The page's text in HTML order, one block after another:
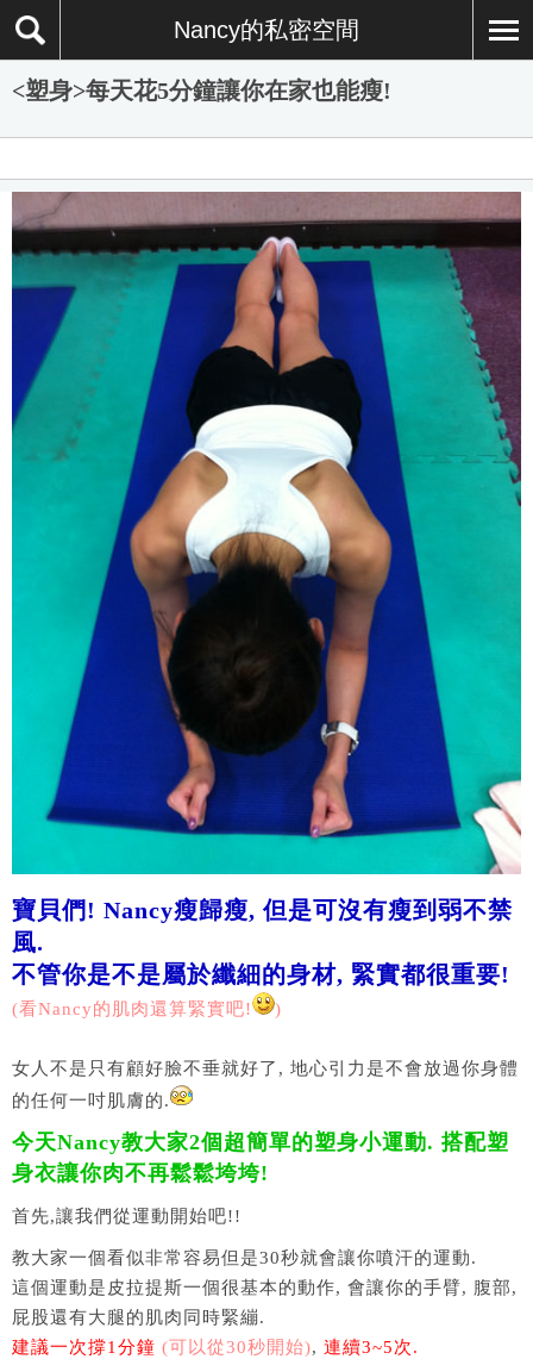
Nancy的私密空間
<塑身>每天花5分鐘讓你在家也能瘦!
寶貝們! Nancy瘦歸瘦, 但是可沒有瘦到弱不禁
風.
不管你是不是屬於纖細的身材, 緊實都很重要!
(看Nancy的肌肉還算緊實吧! )
女人不是只有顧好臉不垂就好了, 地心引力是不會放過你身體
的任何一吋肌膚的.
今天Nancy教大家2個超簡單的塑身小運動. 搭配塑
身衣讓你肉不再鬆鬆垮垮!
首先,讓我們從運動開始吧!!
教大家一個看似非常容易但是30秒就會讓你噴汗的運動.
這個運動是皮拉提斯一個很基本的動作, 會讓你的手臂, 腹部,
屁股還有大腿的肌肉同時緊繃.
建議一次撐1分鐘 (可以從30秒開始), 連續3~5次.